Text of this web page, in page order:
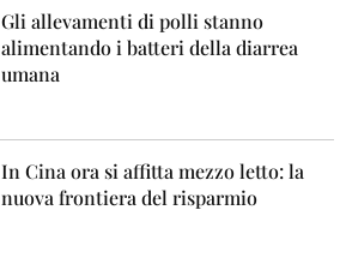
Gli allevamenti di polli stanno
alimentando i batteri della diarrea
umana
In Cina ora si affitta mezzo letto: la
nuova frontiera del risparmio